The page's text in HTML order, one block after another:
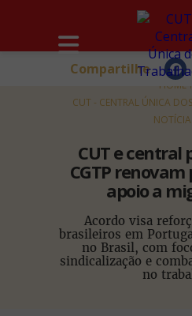
HOME
CUT - CENTRAL ÚNICA
CUT e central
CGTP
apoio a
Acordo visa
brasileiros em
no Brasil, com
sindicalização e
no
Compartilhe